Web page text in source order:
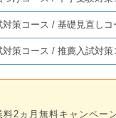
対策コース /基礎見直しコ
対策コース /推薦入試対策
料2ヵ月無料キャンペー